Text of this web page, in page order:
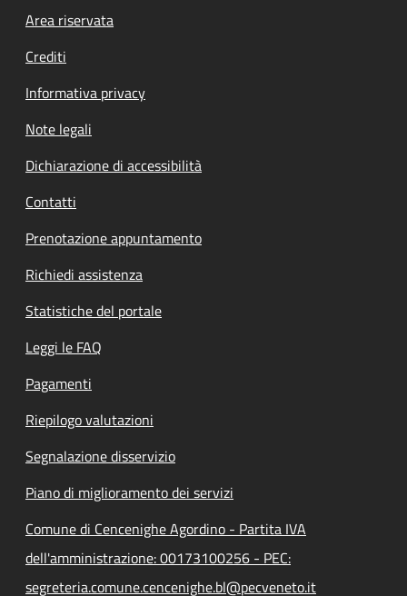
Footer menu
Area riservata
Crediti
Informativa privacy
Note legali
Dichiarazione di accessibilità
Contatti
Prenotazione appuntamento
Richiedi assistenza
Statistiche del portale
Leggi le FAQ
Pagamenti
Riepilogo valutazioni
Segnalazione disservizio
Piano di miglioramento dei servizi
Comune di Cencenighe Agordino - Partita IVA
dell'amministrazione: 00173100256 - PEC:
segreteria.comune.cencenighe.bl@pecveneto.it